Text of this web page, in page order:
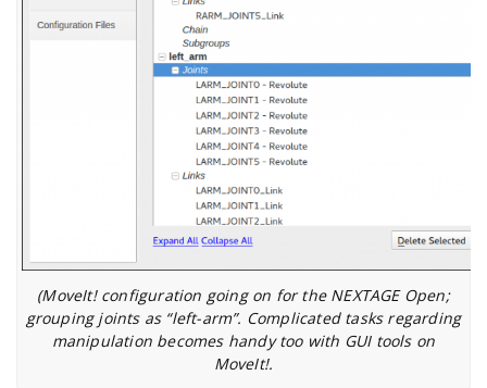
(MoveIt! configuration going on for the NEXTAGE Open;
grouping joints as “left-arm”. Complicated tasks regarding
manipulation becomes handy too with GUI tools on
MoveIt!.